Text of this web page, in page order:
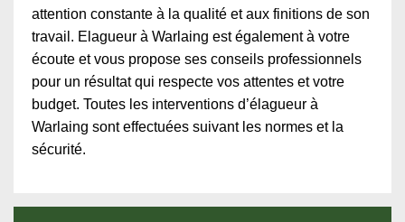
attention constante à la qualité et aux finitions de son
travail. Elagueur à Warlaing est également à votre
écoute et vous propose ses conseils professionnels
pour un résultat qui respecte vos attentes et votre
budget. Toutes les interventions d’élagueur à
Warlaing sont effectuées suivant les normes et la
sécurité.